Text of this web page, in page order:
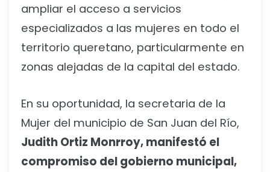
ampliar el acceso a servicios
especializados a las mujeres en todo el
territorio queretano, particularmente en
zonas alejadas de la capital del estado.
En su oportunidad, la secretaria de la
Mujer del municipio de San Juan del Río,
Judith Ortiz Monrroy, manifestó el
compromiso del gobierno municipal,